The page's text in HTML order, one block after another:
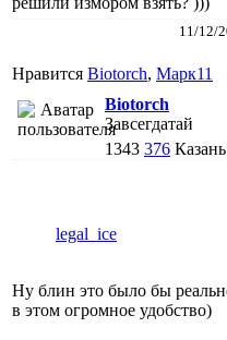
11/12/
Нравится Biotorch, Марк11
Biotorch
Завсегдатай
1343 376 Казань
legal_ice
Ну блин это было бы
в этом огромное удобство)